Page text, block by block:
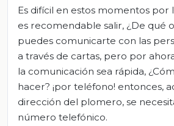
Es difícil en estos momentos por
es recomendable salir, ¿De qué
puedes comunicarte con las
a través de cartas, pero por
la comunicación sea rápida,
hacer? ¡por teléfono! entonces,
dirección del plomero, se
número telefónico.